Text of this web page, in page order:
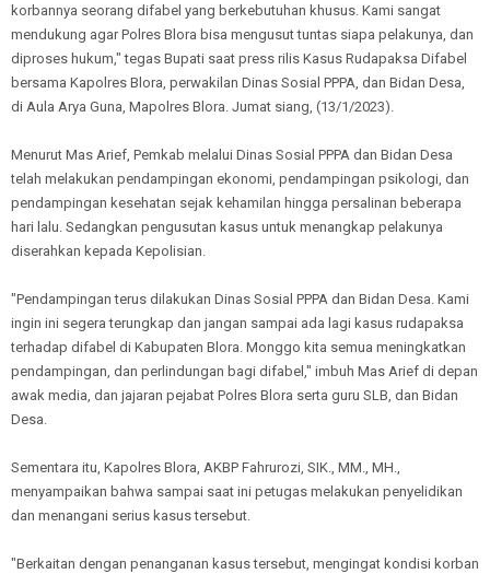
korbannya seorang difabel yang berkebutuhan khusus. Kami sangat
mendukung agar Polres Blora bisa mengusut tuntas siapa pelakunya, dan
diproses hukum," tegas Bupati saat press rilis Kasus Rudapaksa Difabel
bersama Kapolres Blora, perwakilan Dinas Sosial PPPA, dan Bidan Desa,
di Aula Arya Guna, Mapolres Blora. Jumat siang, (13/1/2023).
Menurut Mas Arief, Pemkab melalui Dinas Sosial PPPA dan Bidan Desa
telah melakukan pendampingan ekonomi, pendampingan psikologi, dan
pendampingan kesehatan sejak kehamilan hingga persalinan beberapa
hari lalu. Sedangkan pengusutan kasus untuk menangkap pelakunya
diserahkan kepada Kepolisian.
"Pendampingan terus dilakukan Dinas Sosial PPPA dan Bidan Desa. Kami
ingin ini segera terungkap dan jangan sampai ada lagi kasus rudapaksa
terhadap difabel di Kabupaten Blora. Monggo kita semua meningkatkan
pendampingan, dan perlindungan bagi difabel," imbuh Mas Arief di depan
awak media, dan jajaran pejabat Polres Blora serta guru SLB, dan Bidan
Desa.
Sementara itu, Kapolres Blora, AKBP Fahrurozi, SIK., MM., MH.,
menyampaikan bahwa sampai saat ini petugas melakukan penyelidikan
dan menangani serius kasus tersebut.
"Berkaitan dengan penanganan kasus tersebut, mengingat kondisi korban